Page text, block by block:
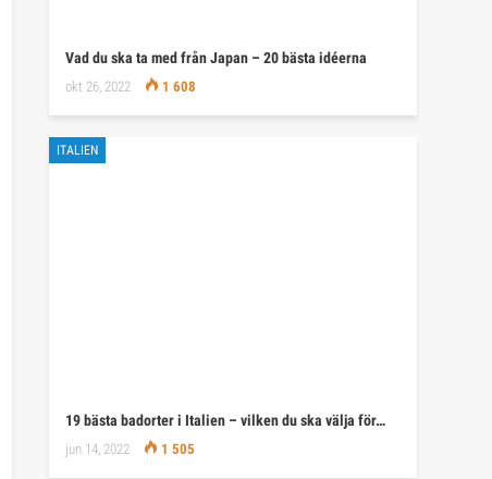
Vad du ska ta med från Japan – 20 bästa idéerna
okt 26, 2022 1 608
ITALIEN
19 bästa badorter i Italien – vilken du ska välja för…
jun 14, 2022 1 505